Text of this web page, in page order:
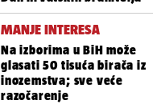
MANJE INTERESA
Na izborima u BiH može
glasati 50 tisuća birača iz
inozemstva; sve veće
razočarenje